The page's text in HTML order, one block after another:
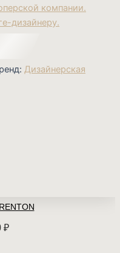
компании.
дизайнеру.
Дизайнерская
₽